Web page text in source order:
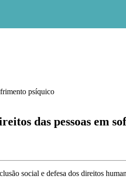
das pessoas em
social e defesa dos direitos